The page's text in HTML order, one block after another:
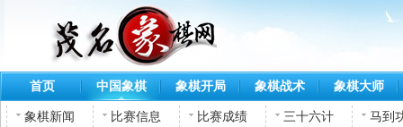
首页 中国象棋 象棋开局 象棋战术 象棋大师
象棋新闻 比赛信息 比赛成绩 三十六计
马到